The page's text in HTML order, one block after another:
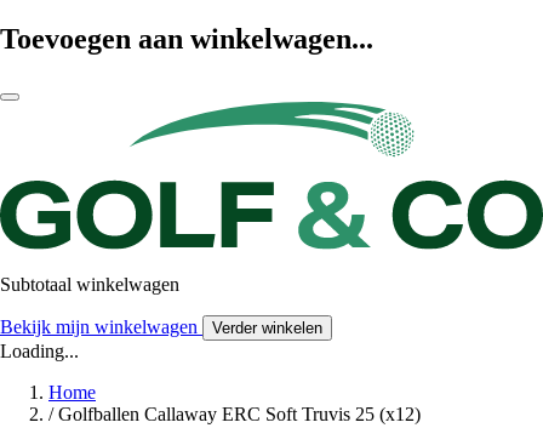
Toevoegen aan winkelwagen...
Subtotaal winkelwagen
Bekijk mijn winkelwagen Verder winkelen
Loading...
Home
/ Golfballen Callaway ERC Soft Truvis 25 (x12)